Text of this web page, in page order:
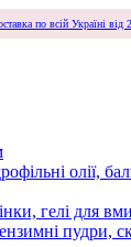
по всій Україні від
олії,
гелі для
пудри,